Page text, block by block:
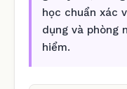
học chuẩn xác
dụng và phòng
hiểm.